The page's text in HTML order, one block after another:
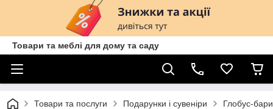
Товари та меблі для дому та саду
Товари та послуги Подарунки і сувеніри Глобус-бари